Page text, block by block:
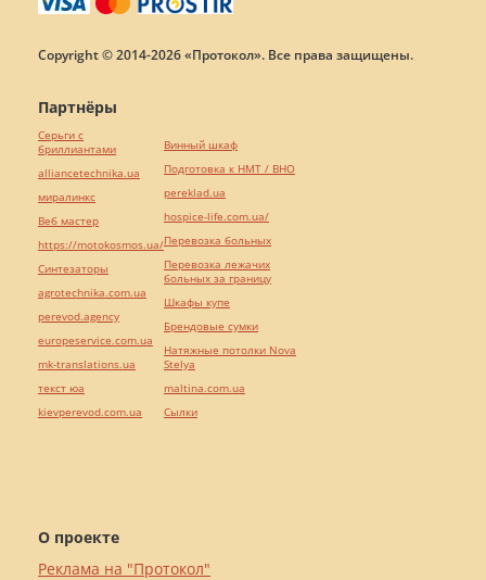
Copyright © 2014-2026 «Протокол». Все права защищены.
О проекте
Реклама на "Протокол"
Партнёры
Серьги с
бриллиантами
alliancetechnika.ua
миралинкс
Веб мастер
https://motokosmos.ua/
Синтезаторы
agrotechnika.com.ua
perevod.agency
europeservice.com.ua
mk-translations.ua
текст юа
kievperevod.com.ua
Винный шкаф
Подготовка к НМТ / ВНО
pereklad.ua
hospice-life.com.ua/
Перевозка больных
Перевозка лежачих
больных за границу
Шкафы купе
Брендовые сумки
Натяжные потолки Nova
Stelya
maltina.com.ua
Cылки